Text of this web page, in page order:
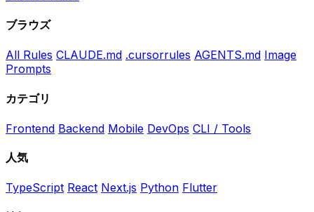
ブラウズ
All Rules CLAUDE.md .cursorrules AGENTS.md Image
Prompts
カテゴリ
Frontend Backend Mobile DevOps CLI / Tools
人気
TypeScript React Next.js Python Flutter